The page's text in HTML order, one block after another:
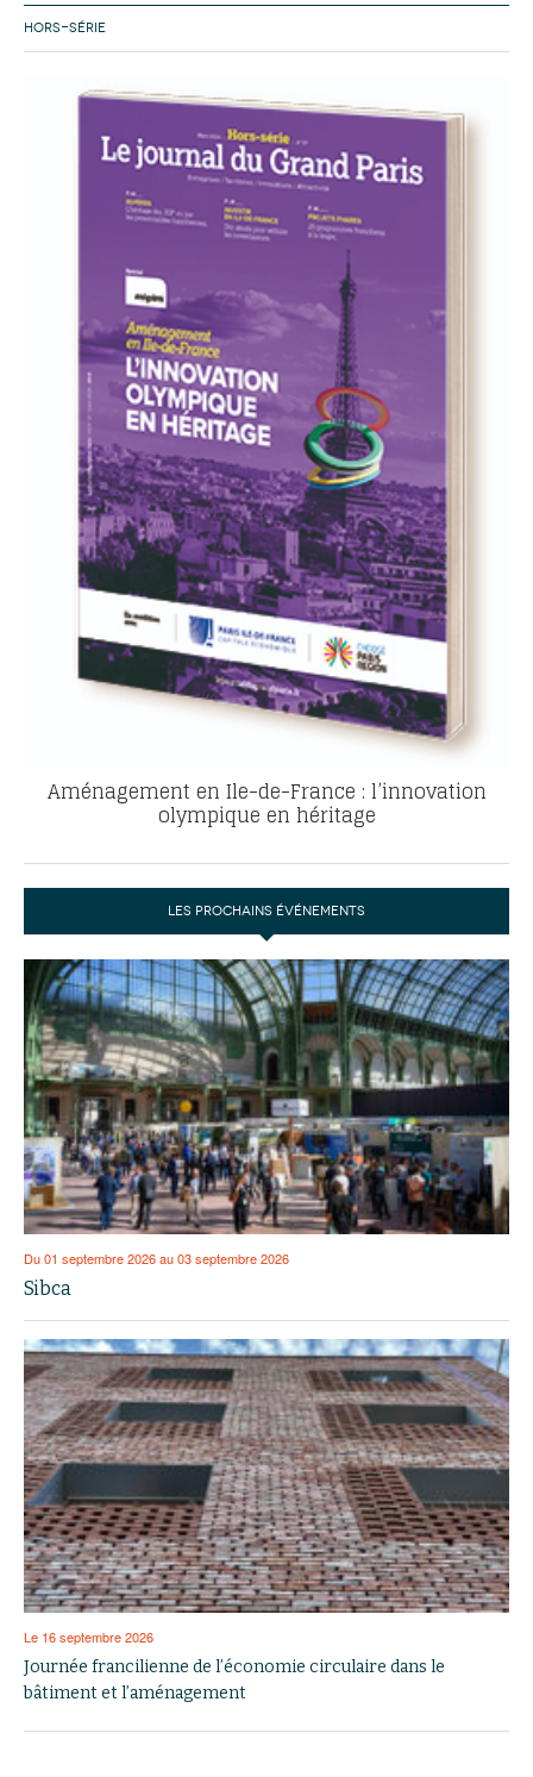
HORS-SÉRIE
Aménagement en Ile-de-France : l’innovation
olympique en héritage
LES PROCHAINS ÉVÉNEMENTS
Du 01 septembre 2026 au 03 septembre 2026
Sibca
Le 16 septembre 2026
Journée francilienne de l’économie circulaire dans le
bâtiment et l’aménagement